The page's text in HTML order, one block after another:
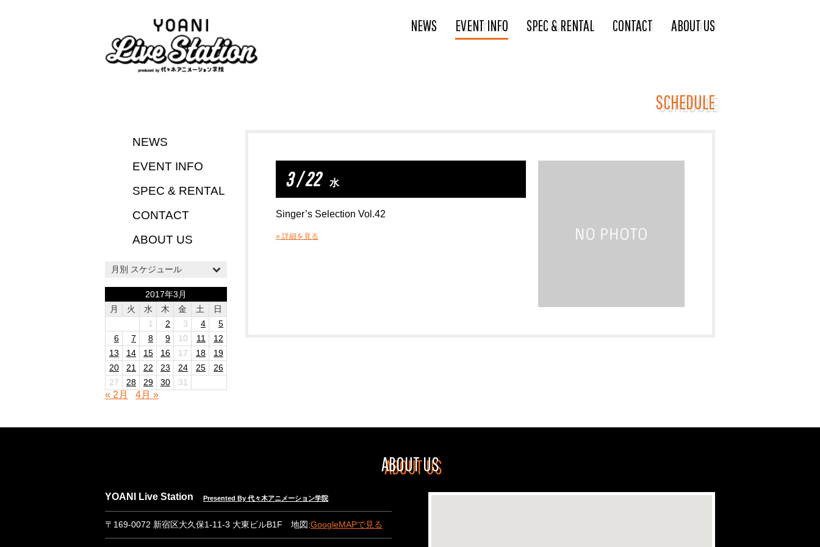
NEWS EVENT INFO SPEC & RENTAL CONTACT ABOUT US
SCHEDULE
NEWS
EVENT INFO
SPEC & RENTAL
CONTACT
ABOUT US
月別 スケジュール
2017年3月
月
火 水 木 金 土
日
1
2 3 4
5
6
7 8 9 10 11
12
13
14 15 16 17 18
19
20
21 22 23 24 25
26
27
28 29 30 31
« 2月 4月 »
3 / 22 水
Singer’s Selection Vol.42
» 詳細を見る
ABOUT US
YOANI Live Station Presented By 代々木アニメーション学院
〒169-0072 新宿区大久保1-11-3 大東ビルB1F 地図:GoogleMAPで見る